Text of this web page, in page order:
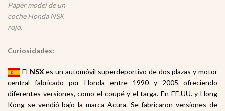
Paper model de un
coche Honda NSX
rojo.
Curiosidades:
El NSX es un automóvil superdeportivo de dos plazas y motor
central fabricado por Honda entre 1990 y 2005 ofreciendo
diferentes versiones, como el coupé y el targa. En EE.UU. y Hong
Kong se vendió bajo la marca Acura. Se fabricaron versiones de